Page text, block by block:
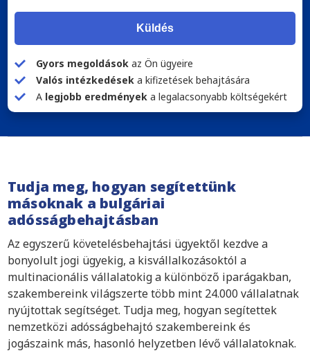
Küldés
Gyors megoldások az Ön ügyeire
Valós intézkedések a kifizetések behajtására
A legjobb eredmények a legalacsonyabb költségekért
Tudja meg, hogyan segítettünk
másoknak a bulgáriai
adósságbehajtásban
Az egyszerű követelésbehajtási ügyektől kezdve a
bonyolult jogi ügyekig, a kisvállalkozásoktól a
multinacionális vállalatokig a különböző iparágakban,
szakembereink világszerte több mint 24.000 vállalatnak
nyújtottak segítséget. Tudja meg, hogyan segítettek
nemzetközi adósságbehajtó szakembereink és
jogászaink más, hasonló helyzetben lévő vállalatoknak.